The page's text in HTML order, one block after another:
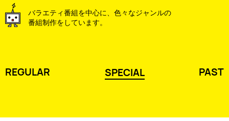
バラエティ番組を中心に、色々なジャンルの
番組制作をしています。
REGULAR SPECIAL PAST